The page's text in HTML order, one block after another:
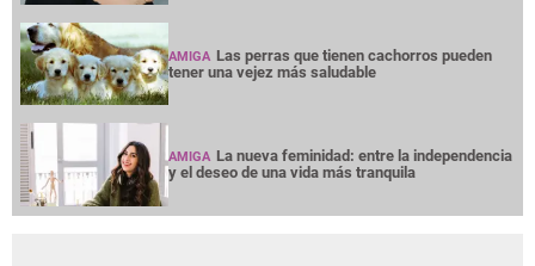
AMIGA Las perras que tienen cachorros pueden
tener una vejez más saludable
AMIGA La nueva feminidad: entre la independencia
y el deseo de una vida más tranquila